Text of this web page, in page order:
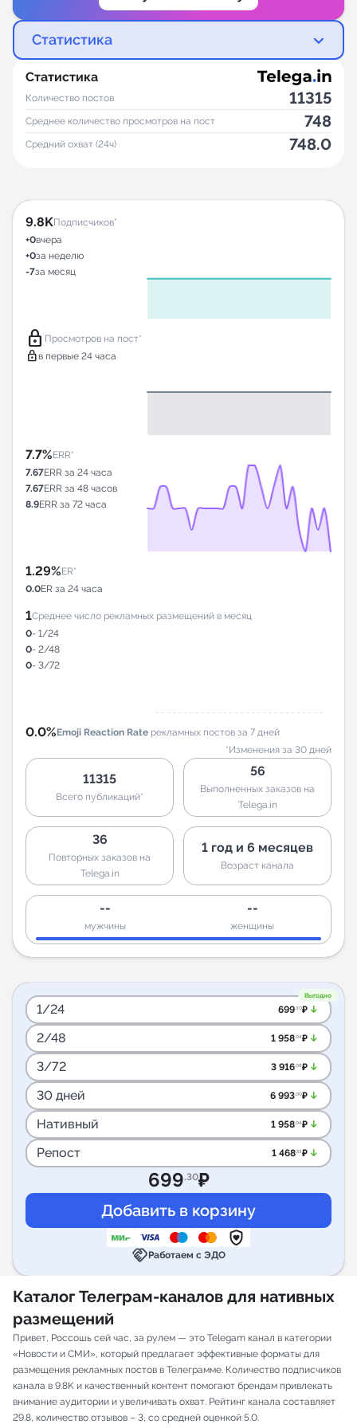
Статистика
Статистика
Количество постов 11315
Среднее количество просмотров на пост 748
Средний охват (24ч) 748.0
9.8KПодписчиков*
+0вчера
+0за неделю
-7за месяц
lock Просмотров на пост*
lock в первые 24 часа
7.7%ERR*
7.67ERR за 24 часа
7.67ERR за 48 часов
8.9ERR за 72 часа
1.29%ER*
0.0ER за 24 часа
1Среднее число рекламных размещений в месяц
0- 1/24
0- 2/48
0- 3/72
0.0%Emoji Reaction Rate рекламных постов за 7 дней
*Изменения за 30 дней
11315
Всего публикаций*
56
Выполненных заказов на
Telega.in
36
Повторных заказов на
Telega.in
1 год и 6 месяцев
Возраст канала
--
мужчины
--
женщины
Выгодно
1/24 699.30₽ arrow_downward_alt
2/48 1 958.04₽ arrow_downward_alt
3/72 3 916.08₽ arrow_downward_alt
30 дней 6 993.00₽ arrow_downward_alt
Нативный 1 958.04₽ arrow_downward_alt
Репост 1 468.53₽ arrow_downward_alt
699.30₽
handshakeРаботаем с ЭДО
Каталог Телеграм-каналов для нативных
размещений
Привет, Россошь сей час, за рулем — это Telegam канал в категории
«Новости и СМИ», который предлагает эффективные форматы для
размещения рекламных постов в Телеграмме. Количество подписчиков
канала в 9.8K и качественный контент помогают брендам привлекать
внимание аудитории и увеличивать охват. Рейтинг канала составляет
29.8, количество отзывов – 3, со средней оценкой 5.0.